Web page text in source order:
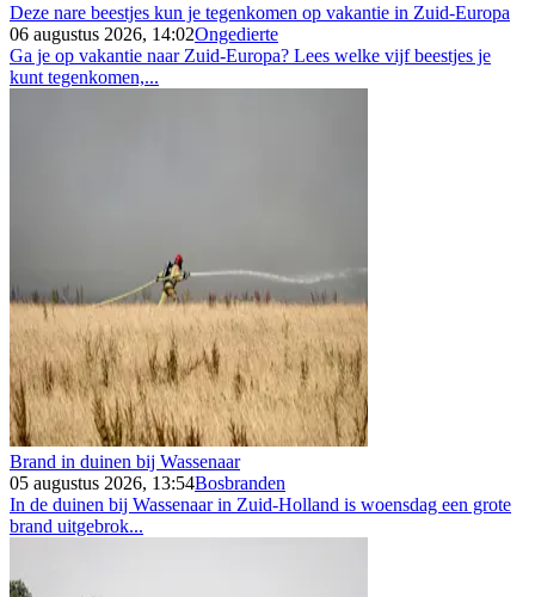
Deze nare beestjes kun je tegenkomen op vakantie in Zuid-Europa
06 augustus 2026, 14:02Ongedierte
Ga je op vakantie naar Zuid-Europa? Lees welke vijf beestjes je
kunt tegenkomen,...
Brand in duinen bij Wassenaar
05 augustus 2026, 13:54Bosbranden
In de duinen bij Wassenaar in Zuid-Holland is woensdag een grote
brand uitgebrok...